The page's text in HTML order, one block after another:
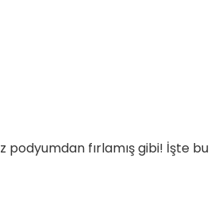
podyumdan fırlamış gibi! İşte bu